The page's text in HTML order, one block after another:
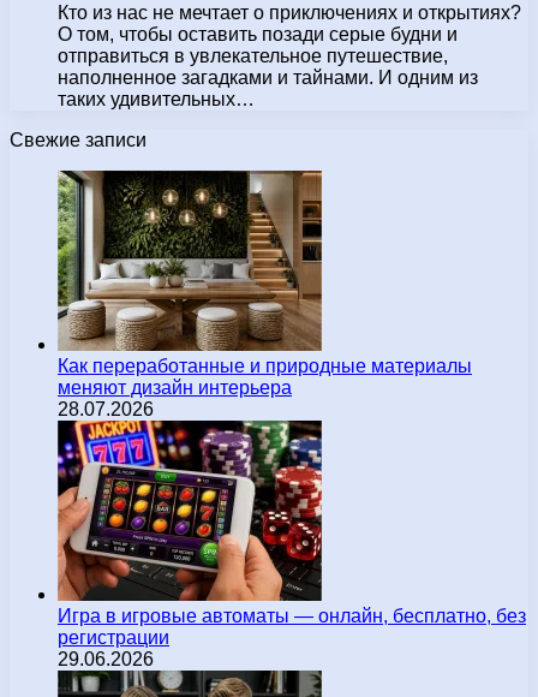
Кто из нас не мечтает о приключениях и открытиях?
О том, чтобы оставить позади серые будни и
отправиться в увлекательное путешествие,
наполненное загадками и тайнами. И одним из
таких удивительных…
Свежие записи
Как переработанные и природные материалы
меняют дизайн интерьера
28.07.2026
Игра в игровые автоматы — онлайн, бесплатно, без
регистрации
29.06.2026